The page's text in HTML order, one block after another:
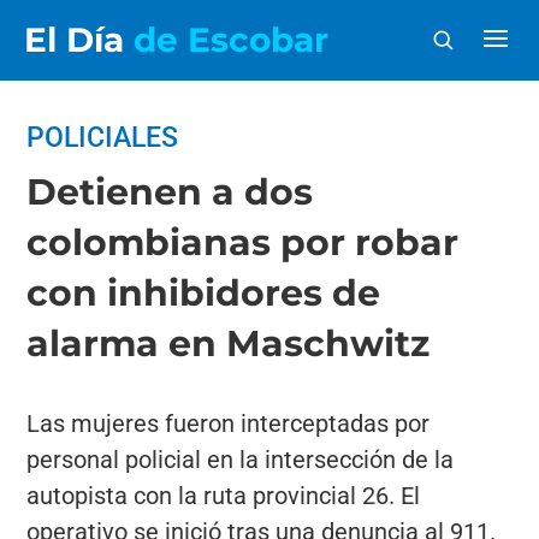
El Día de Escobar
POLICIALES
Detienen a dos
colombianas por robar
con inhibidores de
alarma en Maschwitz
Las mujeres fueron interceptadas por
personal policial en la intersección de la
autopista con la ruta provincial 26. El
operativo se inició tras una denuncia al 911.